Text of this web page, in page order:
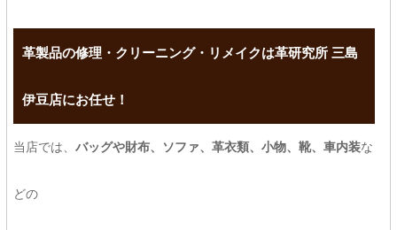
革製品の修理・クリーニング・リメイクは革研究所 三島
伊豆店にお任せ！
当店では、 バッグや財布、ソファ、革衣類、小物、靴、車内装な
どの